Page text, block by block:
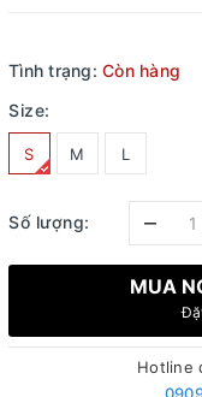
Tình trạng: Còn hàng
Size:
S M L
Số lượng: –
MUA
Hotline